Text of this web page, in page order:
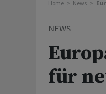
Home News
NEWS
für